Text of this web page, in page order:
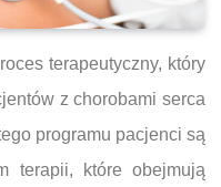
terapeutyczny, który
z chorobami serca
programu pacjenci są
terapii, które obejmują